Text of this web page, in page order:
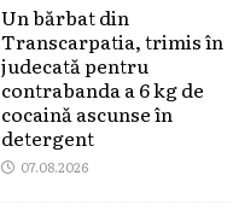
Un bărbat din
Transcarpatia, trimis în
judecată pentru
contrabanda a 6 kg de
cocaină ascunse în
detergent
07.08.2026